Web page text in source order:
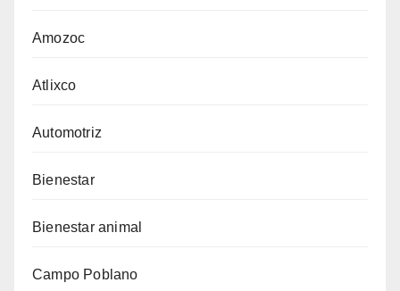
Amozoc
Atlixco
Automotriz
Bienestar
Bienestar animal
Campo Poblano